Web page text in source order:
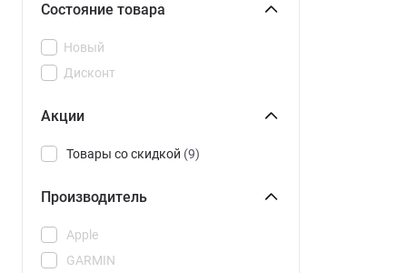
Состояние товара
Новый
Дисконт
Акции
Товары со скидкой (9)
Производитель
Apple
GARMIN